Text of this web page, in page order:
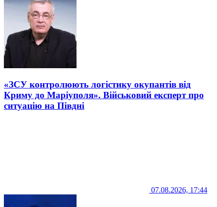
«ЗСУ контролюють логістику окупантів від
Криму до Маріуполя». Військовий експерт про
ситуацію на Півдні
07.08.2026, 17:44